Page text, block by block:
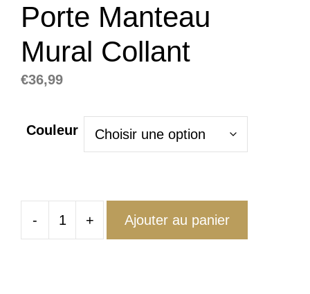
Porte Manteau
Mural Collant
€36,99
Couleur
-
quantité
+ Ajouter au panier